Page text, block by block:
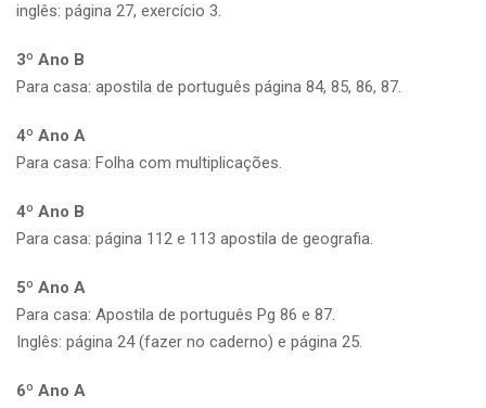
inglês: página 27, exercício 3.
3º Ano B
Para casa: apostila de português página 84, 85, 86, 87.
4º Ano A
Para casa: Folha com multiplicações.
4º Ano B
Para casa: página 112 e 113 apostila de geografia.
5º Ano A
Para casa: Apostila de português Pg 86 e 87.
Inglês: página 24 (fazer no caderno) e página 25.
6º Ano A